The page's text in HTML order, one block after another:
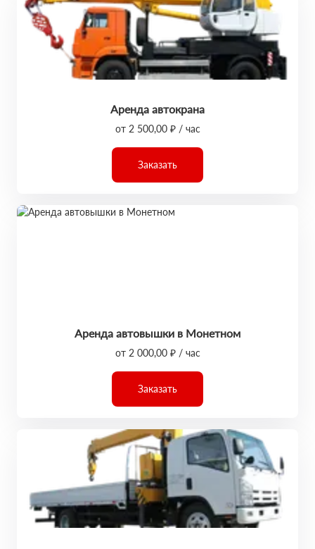
Аренда автокрана
от 2 500,00 ₽ / час
Заказать
Аренда автовышки в Монетном
от 2 000,00 ₽ / час
Заказать